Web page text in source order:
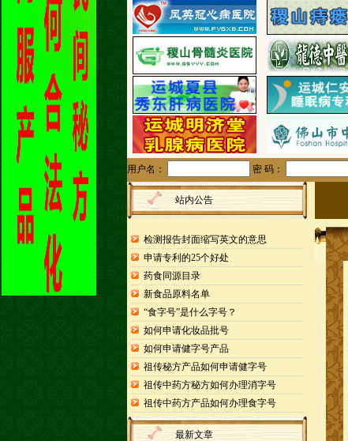
用户名： 密 码：
站内公告
检测报告封面缩写英文的意思
申请专利的25个好处
药食同源目录
新食品原料名单
“食字号”是什么字号？
如何申请化妆品批号
如何申请健字号产品
祖传秘方产品如何申请健字号
祖传中药方秘方如何办理消字号
祖传中药方产品如何办理食字号
最新文章